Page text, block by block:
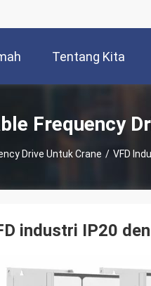
Tentang Kita
Frequency
Drive Untuk Crane / VFD
industri IP20